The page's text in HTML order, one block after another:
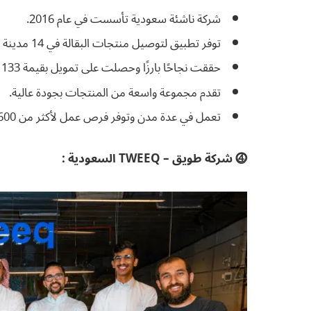
شركة ناشئة سعودية تأسست في عام 2016.
توفر تطبيق لتوصيل منتجات البقالة في 14 مدينة سعودية.
حققت نجاحًا بارزًا وحصلت على تمويل بقيمة 133 مليون دولار.
تقدم مجموعة واسعة من المنتجات بجودة عالية.
تعمل في عدة مدن وتوفر فرص عمل لأكثر من 600 موظف.
⓸ شركة طويق – TWEEQ السعودية :